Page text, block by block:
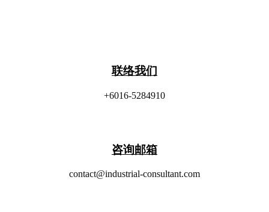
联络我们
+6016-5284910
​咨询邮箱
contact@industrial-consultant.com